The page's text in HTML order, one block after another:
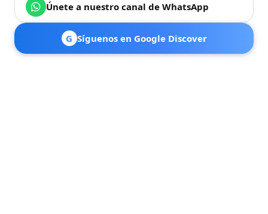
Únete a nuestro canal de WhatsApp
G Síguenos en Google Discover